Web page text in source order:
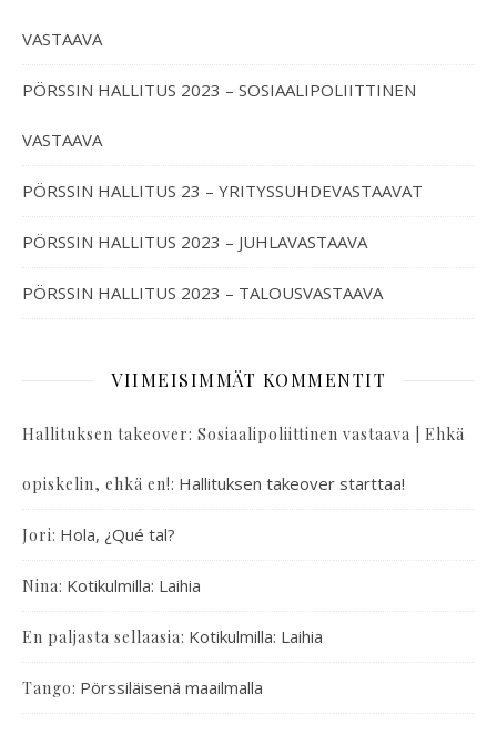
VASTAAVA
PÖRSSIN HALLITUS 2023 – SOSIAALIPOLIITTINEN
VASTAAVA
PÖRSSIN HALLITUS 23 – YRITYSSUHDEVASTAAVAT
PÖRSSIN HALLITUS 2023 – JUHLAVASTAAVA
PÖRSSIN HALLITUS 2023 – TALOUSVASTAAVA
VIIMEISIMMÄT KOMMENTIT
Hallituksen takeover: Sosiaalipoliittinen vastaava | Ehkä
opiskelin, ehkä en!: Hallituksen takeover starttaa!
Jori: Hola, ¿Qué tal?
Nina: Kotikulmilla: Laihia
En paljasta sellaasia: Kotikulmilla: Laihia
Tango: Pörssiläisenä maailmalla